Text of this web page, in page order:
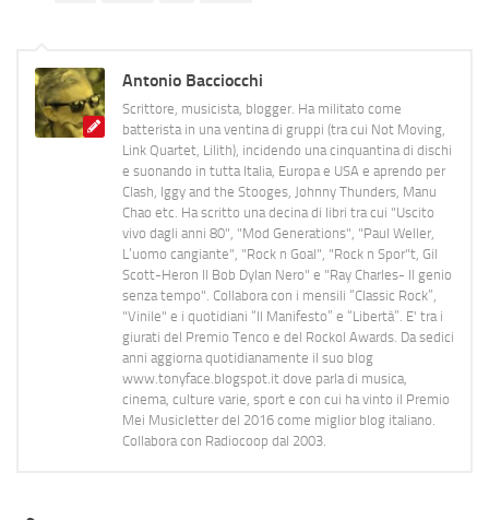
Antonio Bacciocchi
Scrittore, musicista, blogger. Ha militato come
batterista in una ventina di gruppi (tra cui Not Moving,
Link Quartet, Lilith), incidendo una cinquantina di dischi
e suonando in tutta Italia, Europa e USA e aprendo per
Clash, Iggy and the Stooges, Johnny Thunders, Manu
Chao etc. Ha scritto una decina di libri tra cui "Uscito
vivo dagli anni 80", "Mod Generations", "Paul Weller,
L’uomo cangiante", "Rock n Goal", "Rock n Spor"t, Gil
Scott-Heron Il Bob Dylan Nero" e "Ray Charles- Il genio
senza tempo". Collabora con i mensili “Classic Rock”,
"Vinile" e i quotidiani “Il Manifesto” e “Libertà”. E' tra i
giurati del Premio Tenco e del Rockol Awards. Da sedici
anni aggiorna quotidianamente il suo blog
www.tonyface.blogspot.it dove parla di musica,
cinema, culture varie, sport e con cui ha vinto il Premio
Mei Musicletter del 2016 come miglior blog italiano.
Collabora con Radiocoop dal 2003.